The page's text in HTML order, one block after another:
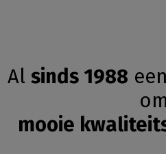
Al sinds 1988
om
mooie